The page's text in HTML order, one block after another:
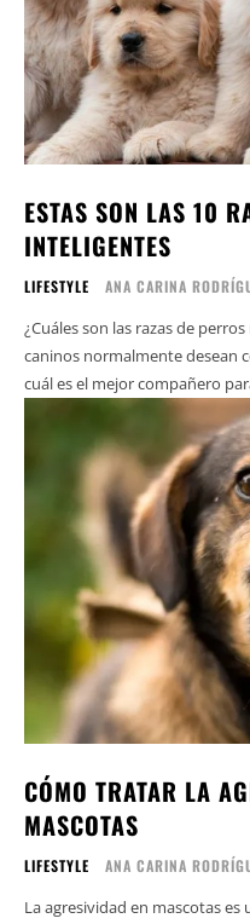
ESTAS SON LAS 10
INTELIGENTES
LIFESTYLE ANA CARINA
¿Cuáles son las razas de
caninos normalmente desean
cuál es el mejor compañero
CÓMO TRATAR LA
MASCOTAS
LIFESTYLE ANA CARINA
La agresividad en mascotas